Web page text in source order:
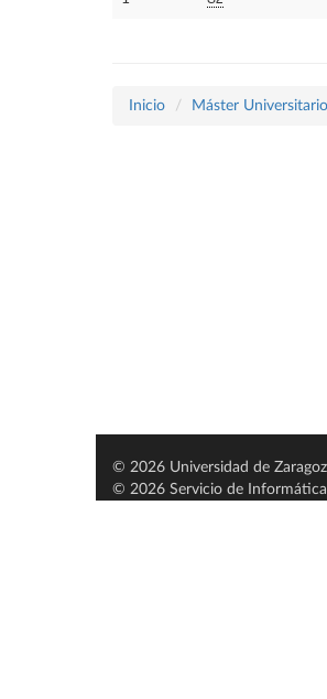
Inicio Máster
© 2026 Universidad de
© 2026 Servicio de Informática